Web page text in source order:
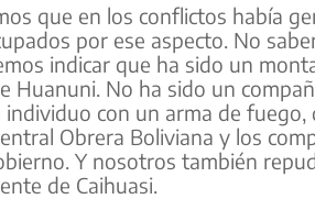
que en los conflictos había
por ese aspecto. No
indicar que ha sido un
Huanuni. No ha sido un
con un arma de
Obrera Boliviana y los
Y nosotros también
de Caihuasi.